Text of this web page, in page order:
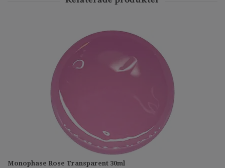
Monophase Rose Transparent 30ml